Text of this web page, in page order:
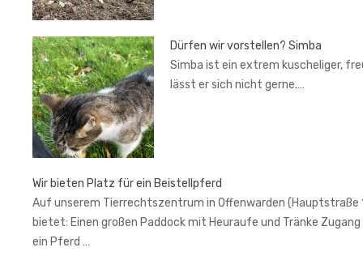
Dürfen wir vorstellen? Simba
Simba ist ein extrem kuscheliger,
lässt er sich nicht gerne.…
Wir bieten Platz für ein Beistellpferd
Auf unserem Tierrechtszentrum in Offenwarden
bietet: Einen großen Paddock mit Heuraufe und Tränke
ein Pferd …